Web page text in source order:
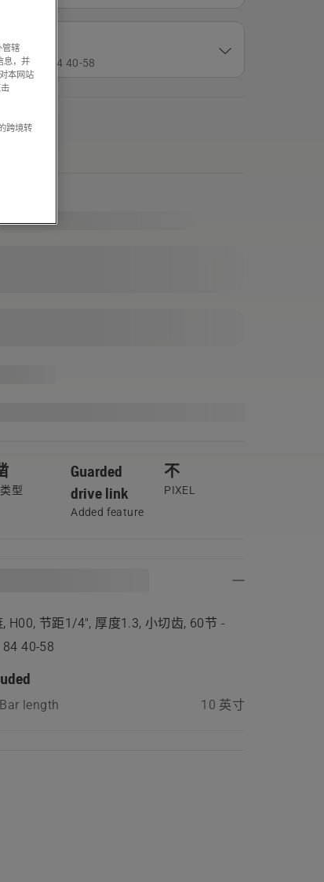
节
： 501 84 40‑58
型
Guarded
drive link
Added feature
不
PIXEL
, H00, 节距1/4", 厚度1.3, 小切齿, 60节 -
40‑58
Bar length 10 英寸
管辖
息，并
本网站
跨境转